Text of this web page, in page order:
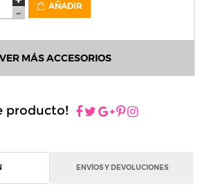
AÑADIR
VER MÁS ACCESORIOS
producto!
ENVÍOS Y DEVOLUCIONES